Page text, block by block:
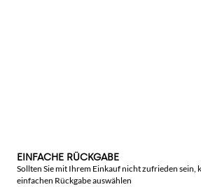
EINFACHE RÜCKGABE
Sollten Sie mit Ihrem Einkauf nicht zufrieden sein,
einfachen Rückgabe auswählen